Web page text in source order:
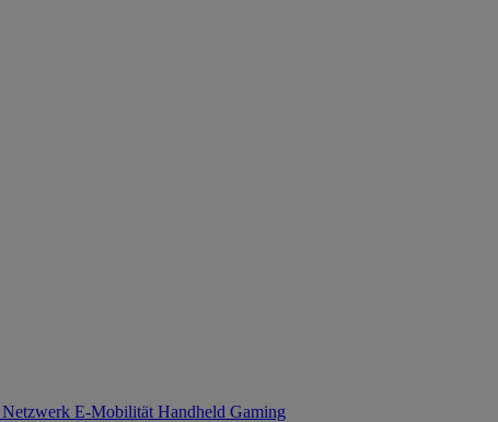
Netzwerk E-Mobilität Handheld Gaming